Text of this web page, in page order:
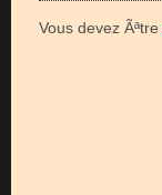
Vous devez Ãªtre